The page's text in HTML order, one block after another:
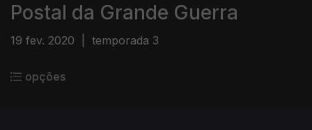
Postal da Grande Guerra
19 fev. 2020 temporada 3
opções